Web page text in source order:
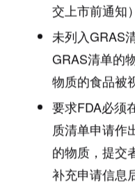
交上市前通知
未列入GRAS
GRAS清单的
物质的食品被
要求FDA必须
质清单申请作
的物质，提交
补充申请信息